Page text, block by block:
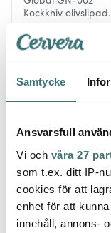
Samtycke
Ansvarsfull
Vi och våra 27
som t.ex. ditt IP-
cookies för att
enhet för att
innehåll, annons-
Kockkniv olivslipad
948 kr 1459 kr
Låt dig